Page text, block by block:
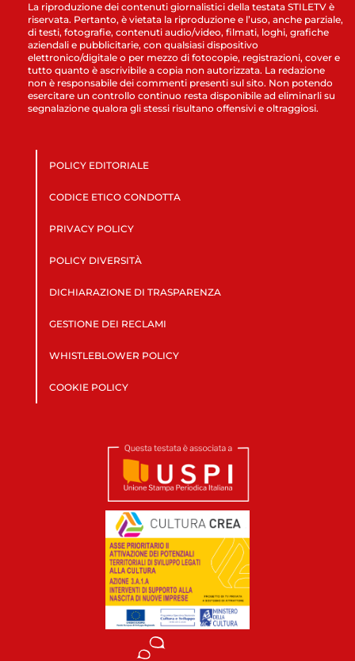
La riproduzione dei contenuti giornalistici della testata STILETV è
riservata. Pertanto, è vietata la riproduzione e l’uso, anche parziale,
di testi, fotografie, contenuti audio/video, filmati, loghi, grafiche
aziendali e pubblicitarie, con qualsiasi dispositivo
elettronico/digitale o per mezzo di fotocopie, registrazioni, cover e
tutto quanto è ascrivibile a copia non autorizzata. La redazione
non è responsabile dei commenti presenti sul sito. Non potendo
esercitare un controllo continuo resta disponibile ad eliminarli su
segnalazione qualora gli stessi risultano offensivi e oltraggiosi.
POLICY EDITORIALE
CODICE ETICO CONDOTTA
PRIVACY POLICY
POLICY DIVERSITÀ
DICHIARAZIONE DI TRASPARENZA
GESTIONE DEI RECLAMI
WHISTLEBLOWER POLICY
COOKIE POLICY